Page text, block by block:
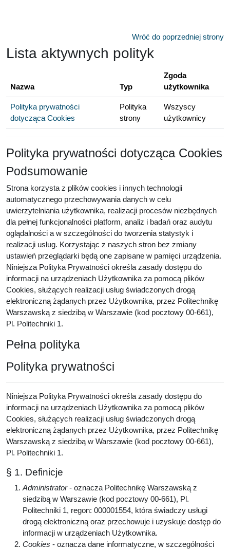
Wróć do poprzedniej strony
Lista aktywnych polityk
Nazwa Typ
Zgoda
użytkownika
Polityka prywatności
dotycząca Cookies
Polityka
strony
Wszyscy
użytkownicy
Polityka prywatności dotycząca Cookies
Podsumowanie
Strona korzysta z plików cookies i innych technologii
automatycznego przechowywania danych w celu
uwierzytelniania użytkownika, realizacji procesów niezbędnych
dla pełnej funkcjonalności platform, analiz i badań oraz audytu
oglądalności a w szczególności do tworzenia statystyk i
realizacji usług. Korzystając z naszych stron bez zmiany
ustawień przeglądarki będą one zapisane w pamięci urządzenia.
Niniejsza Polityka Prywatności określa zasady dostępu do
informacji na urządzeniach Użytkownika za pomocą plików
Cookies, służących realizacji usług świadczonych drogą
elektroniczną żądanych przez Użytkownika, przez Politechnikę
Warszawską z siedzibą w Warszawie (kod pocztowy 00-661),
Pl. Politechniki 1.
Pełna polityka
Polityka prywatności
Niniejsza Polityka Prywatności określa zasady dostępu do
informacji na urządzeniach Użytkownika za pomocą plików
Cookies, służących realizacji usług świadczonych drogą
elektroniczną żądanych przez Użytkownika, przez Politechnikę
Warszawską z siedzibą w Warszawie (kod pocztowy 00-661),
Pl. Politechniki 1.
§ 1. Definicje
Administrator- oznacza Politechnikę Warszawską z
siedzibą w Warszawie (kod pocztowy 00-661), Pl.
Politechniki 1, regon: 000001554, która świadczy usługi
drogą elektroniczną oraz przechowuje i uzyskuje dostęp do
informacji w urządzeniach Użytkownika.
Cookies - oznacza dane informatyczne, w szczególności